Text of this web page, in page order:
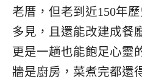
老厝，但老到近150年
多見，且還能改建成餐
更是一趟也能飽足心靈
牆是廚房，菜煮完都還